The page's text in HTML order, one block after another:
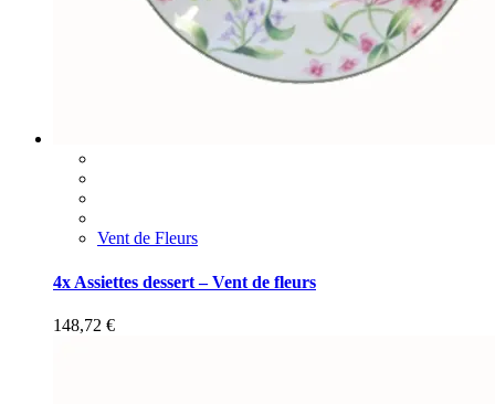
Vent de Fleurs
4x Assiettes dessert – Vent de fleurs
148,72 €